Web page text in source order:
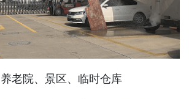
老院、景区、临时仓库